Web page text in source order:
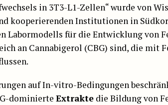
in 3T3-L1-Zellen“ wurde von
kooperierenden Institutionen in
Labormodells für die Entwicklung von
an Cannabigerol (CBG) sind, die mit
auf In-vitro-Bedingungen
dominierte Extrakte die Bildung von